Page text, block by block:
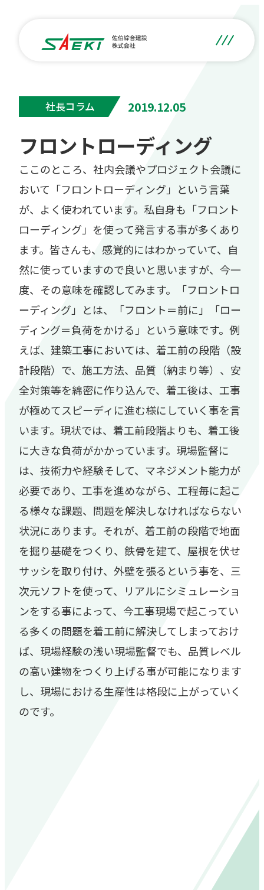
社長コラム 2019.12.05
フロントローディング
ここのところ、社内会議やプロジェクト会議に
おいて「フロントローディング」という言葉
が、よく使われています。私自身も「フロント
ローディング」を使って発言する事が多くあり
ます。皆さんも、感覚的にはわかっていて、自
然に使っていますので良いと思いますが、今一
度、その意味を確認してみます。「フロントロ
ーディング」とは、「フロント＝前に」「ロー
ディング＝負荷をかける」という意味です。例
えば、建築工事においては、着工前の段階（設
計段階）で、施工方法、品質（納まり等）、安
全対策等を綿密に作り込んで、着工後は、工事
が極めてスピーディに進む様にしていく事を言
います。現状では、着工前段階よりも、着工後
に大きな負荷がかかっています。現場監督に
は、技術力や経験そして、マネジメント能力が
必要であり、工事を進めながら、工程毎に起こ
る様々な課題、問題を解決しなければならない
状況にあります。それが、着工前の段階で地面
を掘り基礎をつくり、鉄骨を建て、屋根を伏せ
サッシを取り付け、外壁を張るという事を、三
次元ソフトを使って、リアルにシミュレーショ
ンをする事によって、今工事現場で起こってい
る多くの問題を着工前に解決してしまっておけ
ば、現場経験の浅い現場監督でも、品質レベル
の高い建物をつくり上げる事が可能になります
し、現場における生産性は格段に上がっていく
のです。